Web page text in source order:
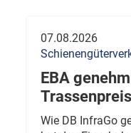
07.08.2026
EBA
Wie DB InfraGo